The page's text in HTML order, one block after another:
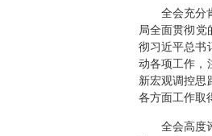
全会充分
局全面贯彻党
彻习近平总书
动各项工作，
新宏观调控思
各方面工作取
全会高度